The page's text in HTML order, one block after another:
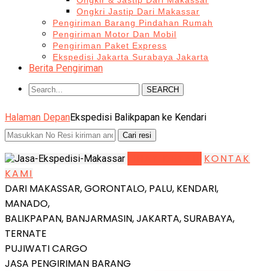
Ongkri Jastip Dari Makassar
Pengiriman Barang Pindahan Rumah
Pengiriman Motor Dan Mobil
Pengiriman Paket Express
Ekspedisi Jakarta Surabaya Jakarta
Berita Pengiriman
SEARCH
Halaman DepanEkspedisi Balikpapan ke Kendari
KONTAK
KAMI
DARI MAKASSAR, GORONTALO, PALU, KENDARI,
MANADO,
BALIKPAPAN, BANJARMASIN, JAKARTA, SURABAYA,
TERNATE
PUJIWATI CARGO
JASA PENGIRIMAN BARANG